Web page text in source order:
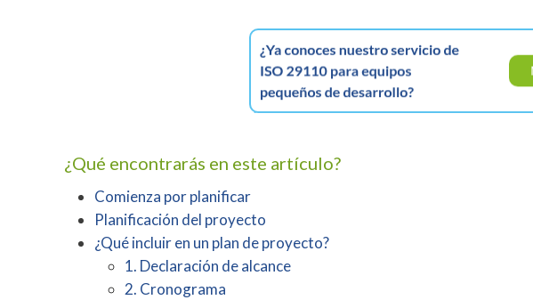
¿Qué encontrarás en este artículo?
Comienza por planificar
Planificación del proyecto
¿Qué incluir en un plan de proyecto?
1. Declaración de alcance
2. Cronograma